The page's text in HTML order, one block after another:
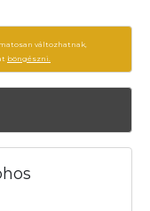
változhatnak,
böngészni.